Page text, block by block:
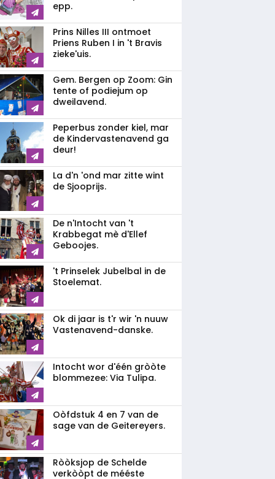
epp.
Prins Nilles III ontmoet
Priens Ruben I in 't Bravis
zieke'uis.
Gem. Bergen op Zoom: Gin
tente of podiejum op
dweilavend.
Peperbus zonder kiel, mar
de Kindervastenavend ga
deur!
La d'n 'ond mar zitte wint
de Sjooprijs.
De n'Intocht van 't
Krabbegat mè d'Ellef
Geboojes.
't Prinselek Jubelbal in de
Stoelemat.
Ok di jaar is t'r wir 'n nuuw
Vastenavend-danske.
Intocht wor d'één gròòte
blommezee: Via Tulipa.
Oòfdstuk 4 en 7 van de
sage van de Geitereyers.
Ròòksjop de Schelde
verkòòpt de mééste